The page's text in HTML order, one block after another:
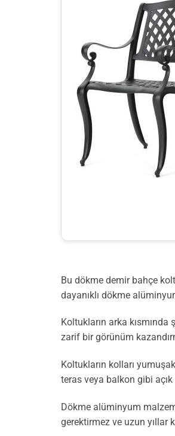
Bu dökme demir bahçe
dayanıklı dökme
Koltukların arka
zarif bir görünüm
Koltukların kolları
teras veya balkon gibi
Dökme alüminyum
gerektirmez ve uzun yıllar